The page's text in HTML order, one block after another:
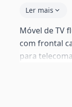
Ler mais
Móvel de TV
com frontal
para